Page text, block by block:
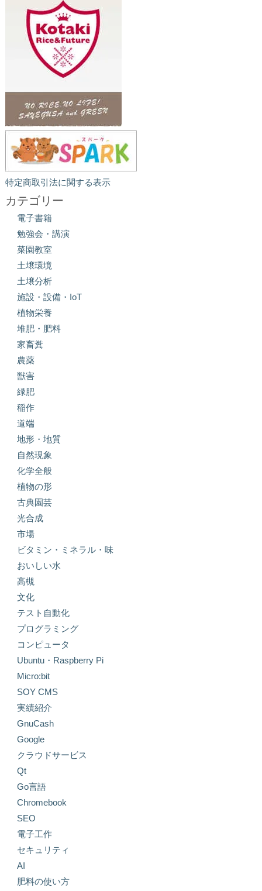
特定商取引法に関する表示
カテゴリー
電子書籍
勉強会・講演
菜園教室
土壌環境
土壌分析
施設・設備・IoT
植物栄養
堆肥・肥料
家畜糞
農薬
獣害
緑肥
稲作
道端
地形・地質
自然現象
化学全般
植物の形
古典園芸
光合成
市場
ビタミン・ミネラル・味
おいしい水
高槻
文化
テスト自動化
プログラミング
コンピュータ
Ubuntu・Raspberry Pi
Micro:bit
SOY CMS
実績紹介
GnuCash
Google
クラウドサービス
Qt
Go言語
Chromebook
SEO
電子工作
セキュリティ
AI
肥料の使い方